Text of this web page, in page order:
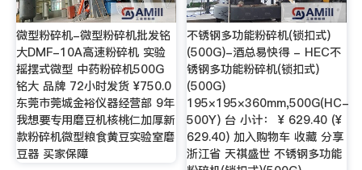
微型粉碎机-微型粉碎机批发铭
大DMF-10A高速粉碎机 实验
摇摆式微型 中药粉碎机500G
铭大 品牌 72小时发货 ¥750.0
东莞市莞城金裕仪器经营部 9年
我想要专用磨豆机核桃仁加厚新
款粉碎机微型粮食黄豆实验室磨
豆器 买家保障
不锈钢多功能粉碎机(锁扣式)
(500G)-酒总易快得 - HEC不
锈钢多功能粉碎机(锁扣式)
(500G)
195×195×360mm,500G(HC-
500Y) 台 小计： ¥ 629.40 (¥
629.40) 加入购物车 收藏 分享
浙江省 天祺盛世 不锈钢多功能